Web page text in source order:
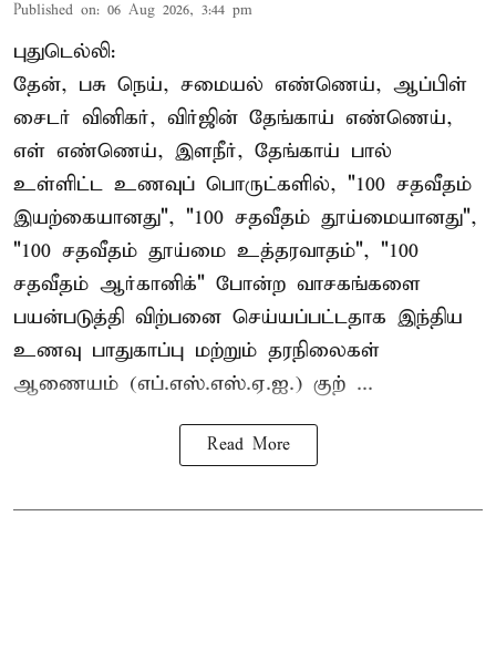
Published on: 06 Aug 2026, 3:44 pm
புதுடெல்லி:
தேன், பசு நெய், சமையல் எண்ணெய், ஆப்பிள்
சைடர் வினிகர், விர்ஜின் தேங்காய் எண்ணெய்,
எள் எண்ணெய், இளநீர், தேங்காய் பால்
உள்ளிட்ட உணவுப் பொருட்களில், "100 சதவீதம்
இயற்கையானது", "100 சதவீதம் தூய்மையானது",
"100 சதவீதம் தூய்மை உத்தரவாதம்", "100
சதவீதம் ஆர்கானிக்" போன்ற வாசகங்களை
பயன்படுத்தி விற்பனை செய்யப்பட்டதாக இந்திய
உணவு பாதுகாப்பு மற்றும் தரநிலைகள்
ஆணையம் (எப்.எஸ்.எஸ்.ஏ.ஐ.) குற் ...
Read More